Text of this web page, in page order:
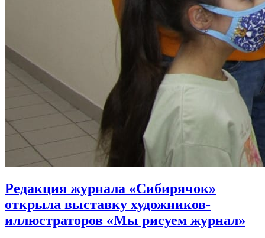
Редакция журнала «Сибирячок»
открыла выставку художников-
иллюстраторов «Мы рисуем журнал»